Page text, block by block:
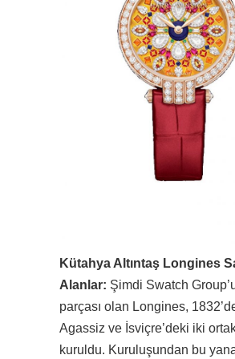
Kütahya Altıntaş Longines
Alanlar: Şimdi Swatch
parçası olan Longines,
Agassiz ve İsviçre’deki iki
kuruldu. Kuruluşundan bu